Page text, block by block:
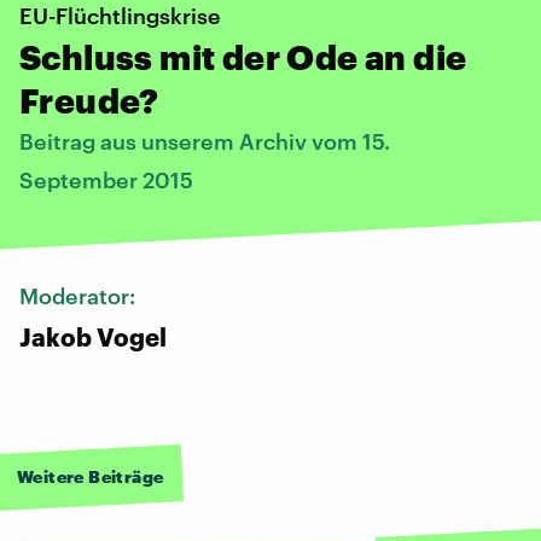
EU-Flüchtlingskrise
Schluss mit der Ode an die
Freude?
Beitrag aus unserem Archiv vom 15.
September 2015
Moderator:
Jakob Vogel
Weitere Beiträge